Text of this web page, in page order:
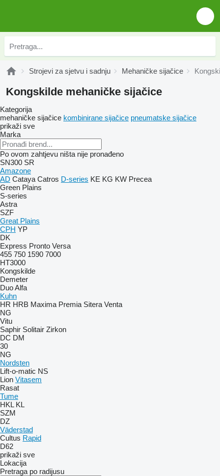
Strojevi za sjetvu i sadnju Mehaničke sijačice
Kongskilde mehaničke sijačice
Kategorija
mehaničke sijačice kombinirane sijačice pneumatske sijačice
prikaži sve
Marka
Po ovom zahtjevu ništa nije pronađeno
SN300 SR
Amazone
AD Cataya Catros D-series KE KG KW Precea
Green Plains
S-series
Astra
SZF
Great Plains
CPH YP
DK
Express Pronto Versa
455 750 1590 7000
HT3000
Kongskilde
Demeter
Duo Alfa
Kuhn
HR HRB Maxima Premia Sitera Venta
NG
Vitu
Saphir Solitair Zirkon
DC DM
30
NG
Nordsten
Lift-o-matic NS
Lion Vitasem
Rasat
Tume
HKL KL
SZM
DZ
Väderstad
Cultus Rapid
D62
prikaži sve
Lokacija
Pretraga po radijusu